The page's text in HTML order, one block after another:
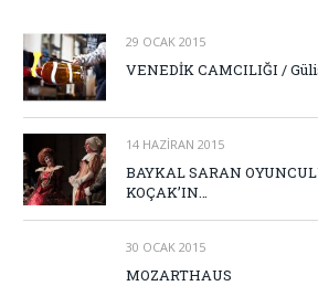
29 OCAK 2015
VENEDİK CAMCILIĞI /
14 HAZIRAN 2015
BAYKAL SARAN
KOÇAK’IN…
30 OCAK 2015
MOZARTHAUS